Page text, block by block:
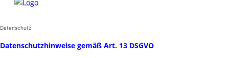
Datenschutz
Datenschutzhinweise gemäß Art. 13 DSGVO